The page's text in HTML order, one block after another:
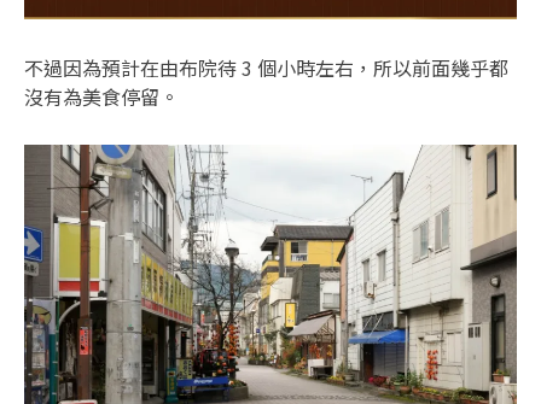
不過因為預計在由布院待 3 個小時左右，所以前面幾乎都
沒有為美食停留。